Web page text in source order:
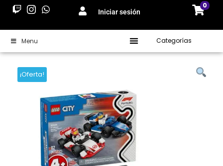
Iniciar sesión
0
Menu Categorías
¡Oferta!